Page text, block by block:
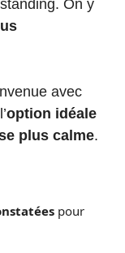
On y
avec
option idéale
plus calme.
pour